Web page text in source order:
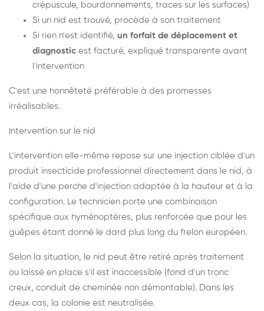
crépuscule, bourdonnements, traces sur les surfaces)
Si un nid est trouvé, procède à son traitement
Si rien n'est identifié, un forfait de déplacement et
diagnostic est facturé, expliqué transparente avant
l'intervention
C'est une honnêteté préférable à des promesses
irréalisables.
Intervention sur le nid
L'intervention elle-même repose sur une injection ciblée d'un
produit insecticide professionnel directement dans le nid, à
l'aide d'une perche d'injection adaptée à la hauteur et à la
configuration. Le technicien porte une combinaison
spécifique aux hyménoptères, plus renforcée que pour les
guêpes étant donné le dard plus long du frelon européen.
Selon la situation, le nid peut être retiré après traitement
ou laissé en place s'il est inaccessible (fond d'un tronc
creux, conduit de cheminée non démontable). Dans les
deux cas, la colonie est neutralisée.